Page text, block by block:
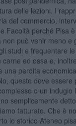
delle lezioni. I
del commercio,
Facoltà perché Pisa
può venir meno e
studi e frequentare
ed ossa e,
una perdita
questo deve essere
o un indugio
semplicemente
fatturato. Che è
lo storico Ateneo